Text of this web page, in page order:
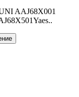
AAJ68X001